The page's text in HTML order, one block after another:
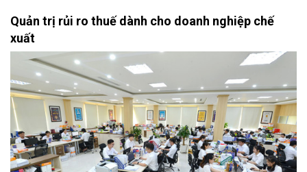
Quản trị rủi ro thuế dành cho doanh nghiệp chế
xuất